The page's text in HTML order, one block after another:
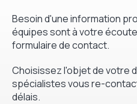
Besoin d'une information
équipes sont à votre
formulaire de contact.
Choisissez l'objet de votre
spécialistes vous re-
délais.